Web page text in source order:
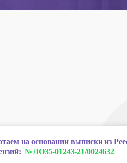
на основании выписки из
№ЛО35-01243-21/0024632